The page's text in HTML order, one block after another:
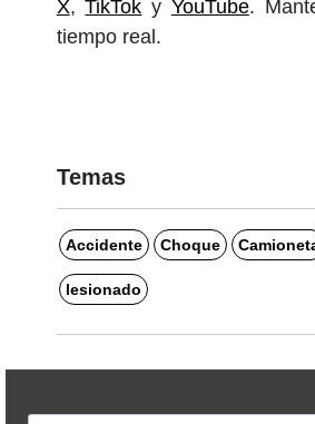
X,TikTok y YouTube.
tiempo real.
Temas
Accidente Choque
lesionado